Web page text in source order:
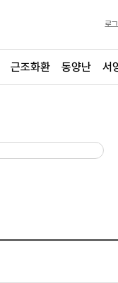
로
근조화환 동양난 서